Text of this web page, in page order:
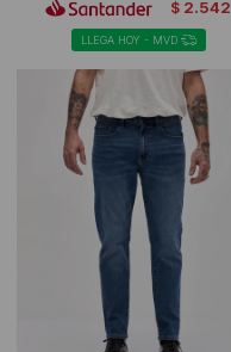
$ 2.542
LLEGA HOY - MVD